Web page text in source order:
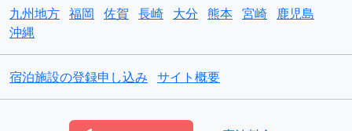
九州地方 福岡 佐賀 長崎 大分 熊本 宮崎
鹿児島
沖縄
宿泊施設の登録申し込み サイト概要
© CopyrightACO貸別荘コテージ